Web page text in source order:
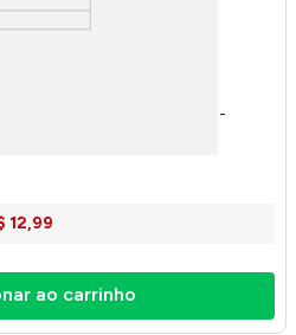
Space 80 Folhas Sortido -
12,99
ao carrinho